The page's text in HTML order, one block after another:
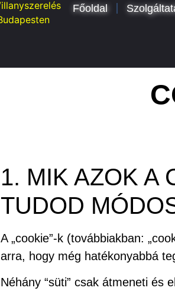
Főoldal
1. MIK AZOK A
TUDOD
A „cookie”-k (továbbiakban:
arra, hogy még hatékonyabbá
Néhány “süti” csak átmeneti és